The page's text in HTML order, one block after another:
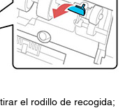
el rodillo de recogida;